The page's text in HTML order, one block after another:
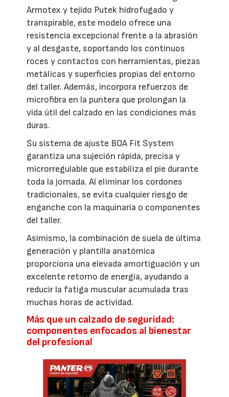
Armotex y tejido Putek hidrofugado y
transpirable, este modelo ofrece una
resistencia excepcional frente a la abrasión
y al desgaste, soportando los continuos
roces y contactos con herramientas, piezas
metálicas y superficies propias del entorno
del taller. Además, incorpora refuerzos de
microfibra en la puntera que prolongan la
vida útil del calzado en las condiciones más
duras.
Su sistema de ajuste BOA Fit System
garantiza una sujeción rápida, precisa y
microrregulable que estabiliza el pie durante
toda la jornada. Al eliminar los cordones
tradicionales, se evita cualquier riesgo de
enganche con la maquinaria o componentes
del taller.
Asimismo, la combinación de suela de última
generación y plantilla anatómica
proporciona una elevada amortiguación y un
excelente retorno de energía, ayudando a
reducir la fatiga muscular acumulada tras
muchas horas de actividad.
Más que un calzado de seguridad:
componentes enfocados al bienestar
del profesional